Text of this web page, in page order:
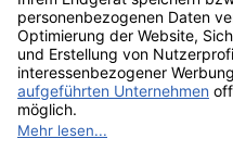
Unsere Zertifikate
Copyright © 2026